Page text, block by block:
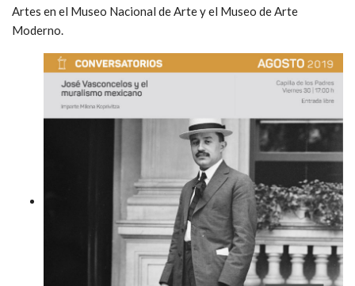
Artes en el Museo Nacional de Arte y el Museo de Arte
Moderno.